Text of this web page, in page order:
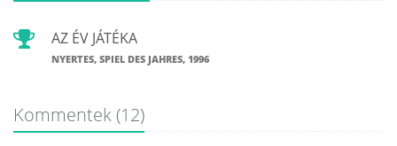
AZ ÉV JÁTÉKA
NYERTES, SPIEL DES JAHRES, 1996
Kommentek(12)